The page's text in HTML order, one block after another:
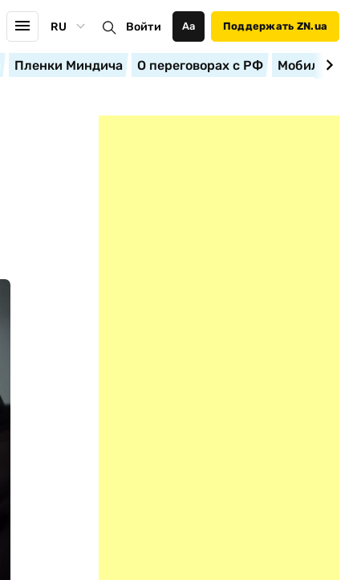
RU Войти Аа Поддержать ZN.ua
Пленки Миндича О переговорах с РФ